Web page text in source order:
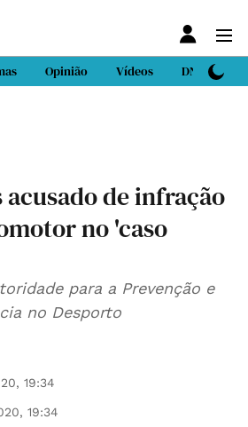
Opinião Vídeos DN Sport
acusado de infração
no 'caso
para a Prevenção e
no Desporto
19:34
19:34